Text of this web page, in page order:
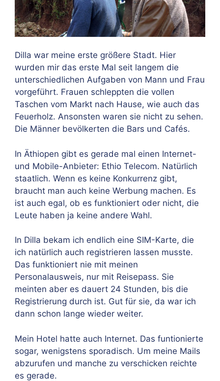
Dilla war meine erste größere Stadt. Hier
wurden mir das erste Mal seit langem die
unterschiedlichen Aufgaben von Mann und Frau
vorgeführt. Frauen schleppten die vollen
Taschen vom Markt nach Hause, wie auch das
Feuerholz. Ansonsten waren sie nicht zu sehen.
Die Männer bevölkerten die Bars und Cafés.
In Äthiopen gibt es gerade mal einen Internet-
und Mobile-Anbieter: Ethio Telecom. Natürlich
staatlich. Wenn es keine Konkurrenz gibt,
braucht man auch keine Werbung machen. Es
ist auch egal, ob es funktioniert oder nicht, die
Leute haben ja keine andere Wahl.
In Dilla bekam ich endlich eine SIM-Karte, die
ich natürlich auch registrieren lassen musste.
Das funktioniert nie mit meinen
Personalausweis, nur mit Reisepass. Sie
meinten aber es dauert 24 Stunden, bis die
Registrierung durch ist. Gut für sie, da war ich
dann schon lange wieder weiter.
Mein Hotel hatte auch Internet. Das funtionierte
sogar, wenigstens sporadisch. Um meine Mails
abzurufen und manche zu verschicken reichte
es gerade.